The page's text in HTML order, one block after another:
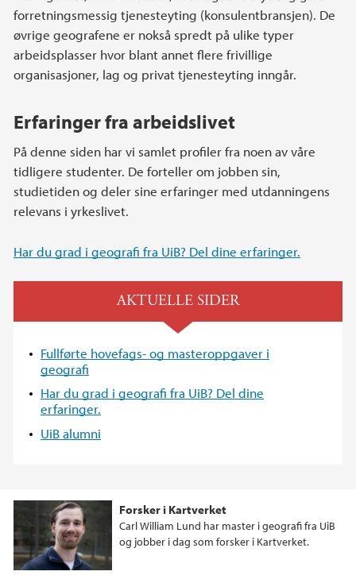
forretningsmessig tjenesteyting (konsulentbransjen). De
øvrige geografene er nokså spredt på ulike typer
arbeidsplasser hvor blant annet flere frivillige
organisasjoner, lag og privat tjenesteyting inngår.
Erfaringer fra arbeidslivet
På denne siden har vi samlet profiler fra noen av våre
tidligere studenter. De forteller om jobben sin,
studietiden og deler sine erfaringer med utdanningens
relevans i yrkeslivet.
Har du grad i geografi fra UiB? Del dine erfaringer.
AKTUELLE SIDER
Fullførte hovefags- og masteroppgaver i
geografi
Har du grad i geografi fra UiB? Del dine
erfaringer.
UiB alumni
Forsker i Kartverket
Carl William Lund har master i geografi fra UiB
og jobber i dag som forsker i Kartverket.